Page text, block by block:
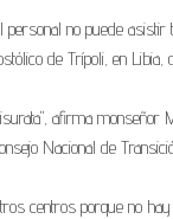
no puede
de Trípoli, en
afirma monseñor
Nacional de
centros porque no